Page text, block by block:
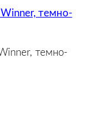
темно-